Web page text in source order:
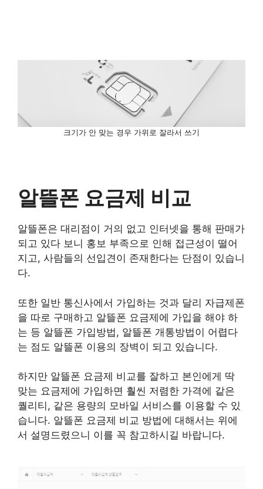
크기가 안 맞는 경우 가위로 잘라서 쓰기
알뜰폰 요금제 비교
알뜰폰은 대리점이 거의 없고 인터넷을 통해 판매가
되고 있다 보니 홍보 부족으로 인해 접근성이 떨어
지고, 사람들의 선입견이 존재한다는 단점이 있습니
다.
또한 일반 통신사에서 가입하는 것과 달리 자급제폰
을 따로 구매하고 알뜰폰 요금제에 가입을 해야 하
는 등 알뜰폰 가입방법, 알뜰폰 개통방법이 어렵다
는 점도 알뜰폰 이용의 장벽이 되고 있습니다.
하지만 알뜰폰 요금제 비교를 잘하고 본인에게 딱
맞는 요금제에 가입하면 훨씬 저렴한 가격에 같은
퀄리티, 같은 용량의 모바일 서비스를 이용할 수 있
습니다. 알뜰폰 요금제 비교 방법에 대해서는 위에
서 설명드렸으니 이를 꼭 참고하시길 바랍니다.